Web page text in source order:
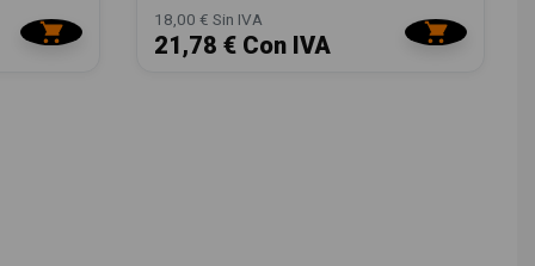
18,00 € Sin IVA
21,78 € Con IVA